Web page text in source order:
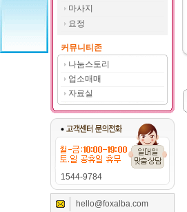
마사지
요정
커뮤니티존
나눔스토리
업소매매
자료실
1544-9784
hello@foxalba.com